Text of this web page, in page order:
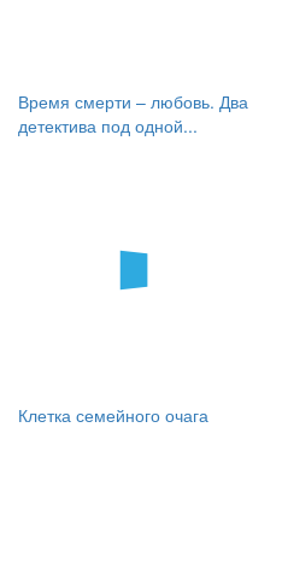
Время смерти – любовь. Два
детектива под одной...
Клетка семейного очага